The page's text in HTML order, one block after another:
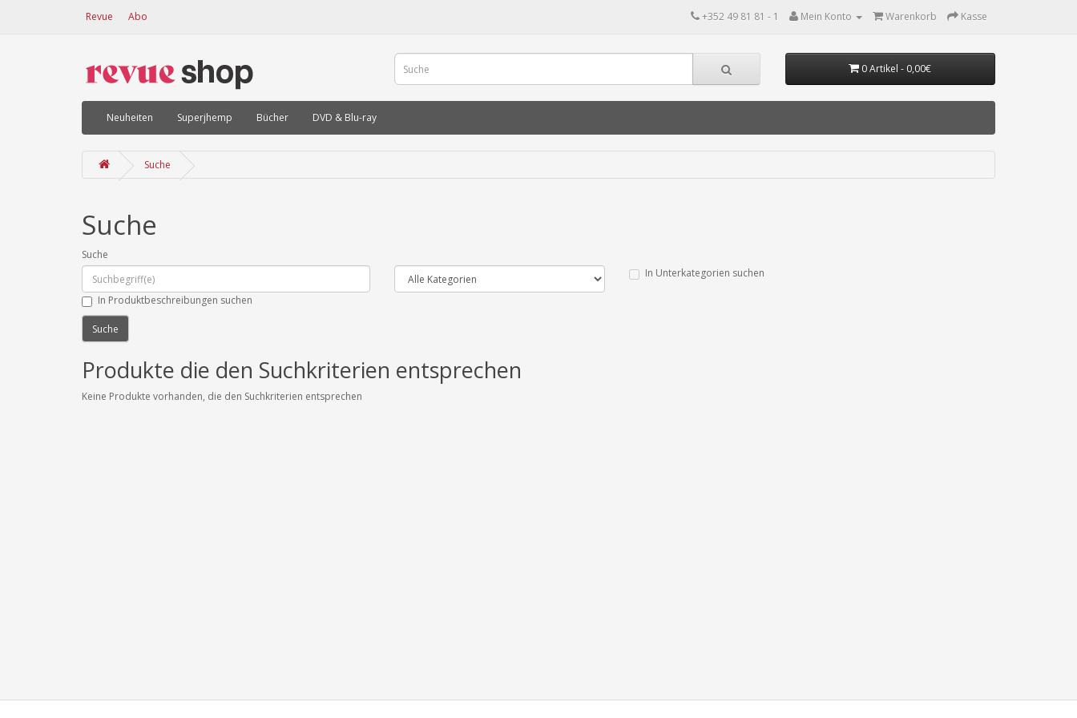
Revue Abo +352 49 81 81 - 1 Mein Konto Warenkorb Kasse
0 Artikel - 0,00€
Neuheiten Superjhemp Bücher DVD & Blu-ray
Suche
Suche
Suche
In Unterkategorien suchen
In Produktbeschreibungen suchen
Produkte die den Suchkriterien entsprechen
Keine Produkte vorhanden, die den Suchkriterien entsprechen